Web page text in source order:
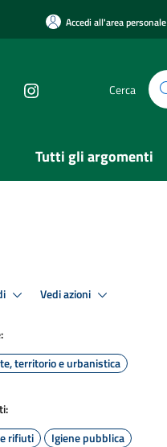
Accedi all'area personale
Cerca
Tutti gli argomenti
Vedi azioni
territorio e urbanistica
rifiuti
Igiene pubblica